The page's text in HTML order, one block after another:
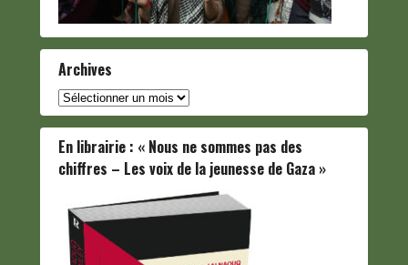
Archives
Archives
En librairie : « Nous ne sommes pas des
chiffres – Les voix de la jeunesse de Gaza »